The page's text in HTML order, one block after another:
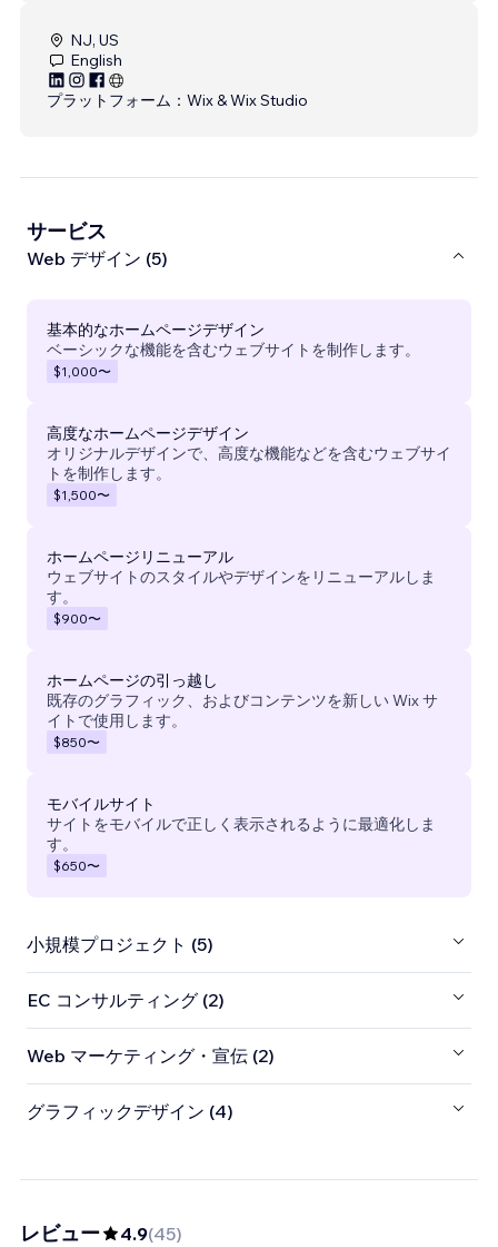
NJ, US
English
プラットフォーム： Wix & Wix Studio
サービス
Web デザイン (5)
基本的なホームページデザイン
ベーシックな機能を含むウェブサイトを制作します。
$1,000〜
高度なホームページデザイン
オリジナルデザインで、高度な機能などを含むウェブサイ
トを制作します。
$1,500〜
ホームページリニューアル
ウェブサイトのスタイルやデザインをリニューアルしま
す。
$900〜
ホームページの引っ越し
既存のグラフィック、およびコンテンツを新しい Wix サ
イトで使用します。
$850〜
モバイルサイト
サイトをモバイルで正しく表示されるように最適化しま
す。
$650〜
小規模プロジェクト (5)
EC コンサルティング (2)
Web マーケティング・宣伝 (2)
グラフィックデザイン (4)
レビュー 4.9(45)